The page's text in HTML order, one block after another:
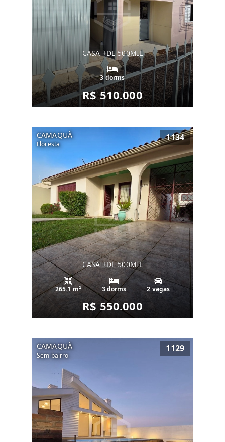
CASA +DE 500MIL
3 dorms
R$ 510.000
CAMAQUÃ
Floresta
1134
CASA +DE 500MIL
265.1 m² 3 dorms 2 vagas
R$ 550.000
CAMAQUÃ
Sem bairro
1129